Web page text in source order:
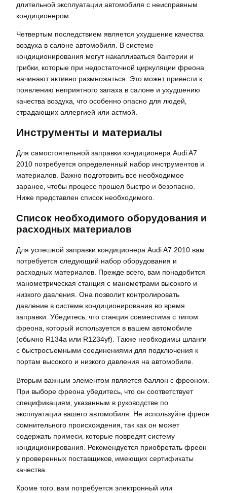
длительной эксплуатации автомобиля с неисправным
кондиционером.
Четвертым последствием является ухудшение качества
воздуха в салоне автомобиля. В системе
кондиционирования могут накапливаться бактерии и
грибки‚ которые при недостаточной циркуляции фреона
начинают активно размножаться. Это может привести к
появлению неприятного запаха в салоне и ухудшению
качества воздуха‚ что особенно опасно для людей‚
страдающих аллергией или астмой.
Инструменты и материалы
Для самостоятельной заправки кондиционера Audi A7
2010 потребуется определенный набор инструментов и
материалов. Важно подготовить все необходимое
заранее‚ чтобы процесс прошел быстро и безопасно.
Ниже представлен список необходимого.
Список необходимого оборудования и
расходных материалов
Для успешной заправки кондиционера Audi A7 2010 вам
потребуется следующий набор оборудования и
расходных материалов. Прежде всего‚ вам понадобится
манометрическая станция с манометрами высокого и
низкого давления. Она позволит контролировать
давление в системе кондиционирования во время
заправки. Убедитесь‚ что станция совместима с типом
фреона‚ который используется в вашем автомобиле
(обычно R134a или R1234yf). Также необходимы шланги
с быстросъемными соединениями для подключения к
портам высокого и низкого давления на автомобиле.
Вторым важным элементом является баллон с фреоном.
При выборе фреона убедитесь‚ что он соответствует
спецификациям‚ указанным в руководстве по
эксплуатации вашего автомобиля. Не используйте фреон
сомнительного происхождения‚ так как он может
содержать примеси‚ которые повредят систему
кондиционирования. Рекомендуется приобретать фреон
у проверенных поставщиков‚ имеющих сертификаты
качества.
Кроме того‚ вам потребуется электронный или